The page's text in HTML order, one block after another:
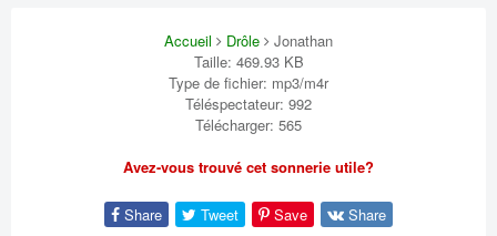
Accueil Drôle
Jonathan
Taille: 469.93 KB
Type de fichier: mp3/m4r
Téléspectateur: 992
Télécharger: 565
Avez-vous trouvé cet sonnerie utile?
Share Tweet Save Share